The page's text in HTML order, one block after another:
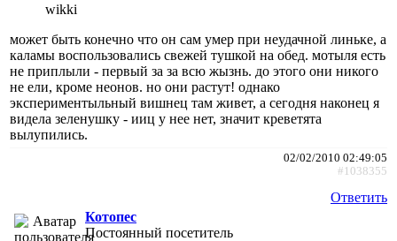
wikki
может быть конечно что он сам умер при неудачной линьке, а
каламы воспользовались свежей тушкой на обед. мотыля есть
не приплыли - первый за за всю жызнь. до этого они никого
не ели, кроме неонов. но они растут! однако
экспериментыльный вишнец там живет, а сегодня наконец я
видела зеленушку - ииц у нее нет, значит креветята
вылупились.
02/02/2010 02:49:05
#1038355
Ответить
Котопес
Постоянный посетитель